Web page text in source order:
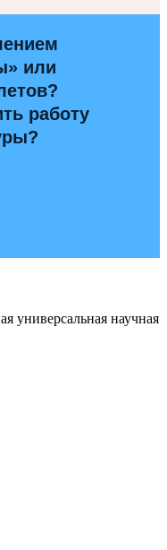
или
работу
универсальная научная